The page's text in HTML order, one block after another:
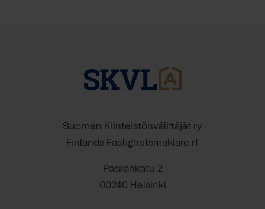
Suomen Kiinteistönvälittäjät ry
Finlands Fastighetsmäklare rf
Pasilankatu 2
00240 Helsinki